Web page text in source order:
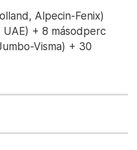
Alpecin-Fenix)
UAE) + 8 másodperc
Visma) + 30